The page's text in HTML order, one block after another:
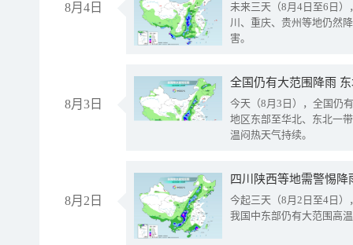
8月4日
未来三天（8月4日至6日
川、重庆、贵州等地仍然
害。
8月3日
全国仍有大范围降雨
今天（8月3日），全国仍
地区东部至华北、东北一
温闷热天气持续。
8月2日
今起三天（8月2日至4日
我国中东部仍有大范围高